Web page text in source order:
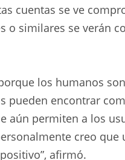
cuentas se ve
o similares se verán
los humanos
pueden encontrar
aún permiten a los
creo
afirmó.